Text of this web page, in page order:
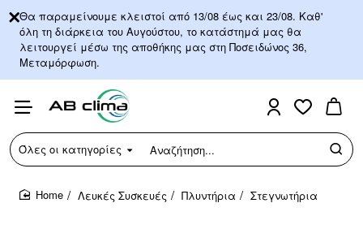
Θα παραμείνουμε κλειστοί από 13/08 έως και 23/08. Καθ'
όλη τη διάρκεια του Αυγούστου, το κατάστημά μας θα
λειτουργεί μέσω της αποθήκης μας στη Ποσειδώνος 36,
Μεταμόρφωση.
Όλες οι κατηγορίες
Αναζήτηση...
Λευκές Συσκευές Πλυντήρια Στεγνωτήρια